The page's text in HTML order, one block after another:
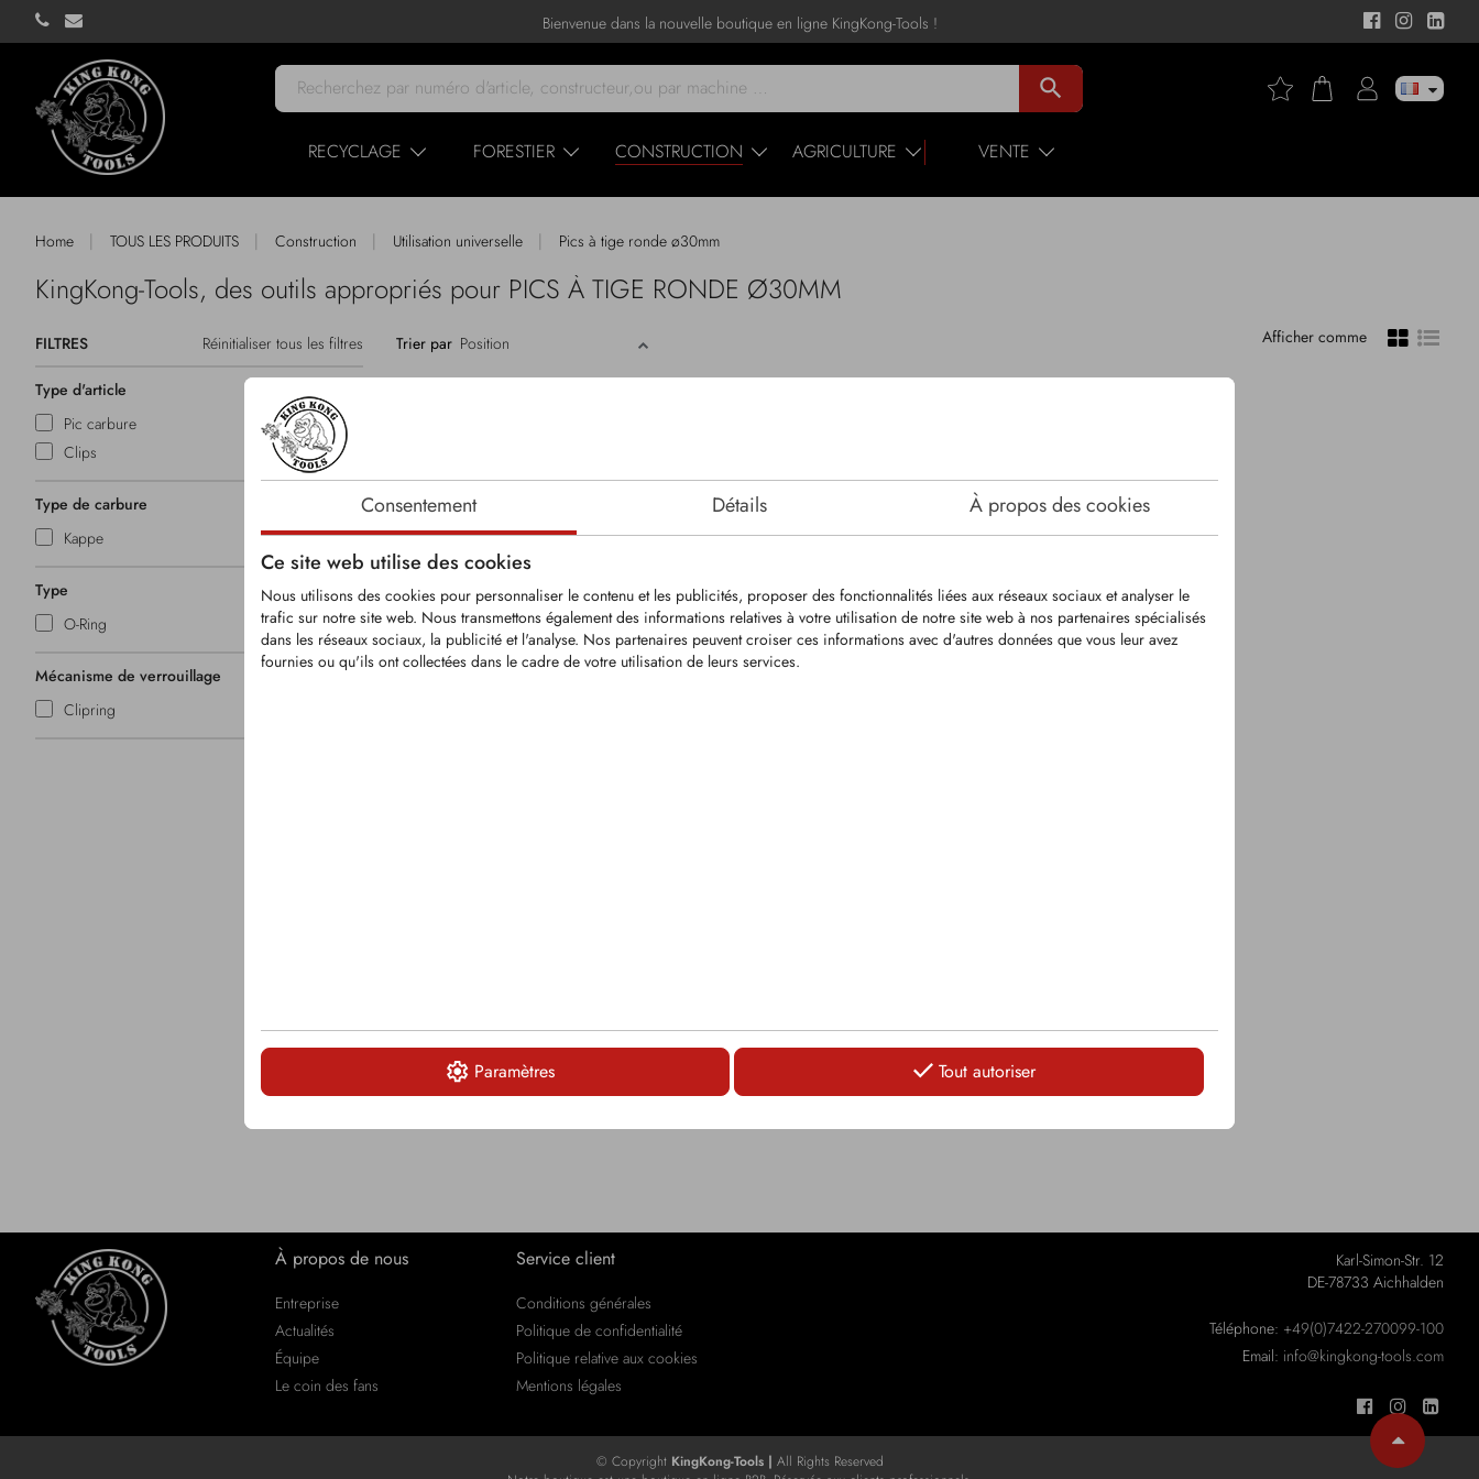
Consentement Détails
À propos des cookies
Ce site web utilise des cookies
Nous utilisons des cookies pour personnaliser le contenu et les publicités, proposer des fonctionnalités liées aux réseaux sociaux et analyser le
trafic sur notre site web. Nous transmettons également des informations relatives à votre utilisation de notre site web à nos partenaires spécialisés
dans les réseaux sociaux, la publicité et l'analyse. Nos partenaires peuvent croiser ces informations avec d'autres données que vous leur avez
fournies ou qu'ils ont collectées dans le cadre de votre utilisation de leurs services.
Paramètres Tout autoriser
Bienvenue dans la nouvelle boutique en ligne KingKong-Tools !
search
RECYCLAGE FORESTIER CONSTRUCTION AGRICULTURE VENTE
Home | TOUS LES PRODUITS | Construction | Utilisation universelle | Pics à tige ronde ø30mm
KingKong-Tools, des outils appropriés pour PICS À TIGE RONDE Ø30MM
FILTRES Réinitialiser tous les filtres
Type d'article
Pic carbure
Clips
Type de carbure
Kappe
Type
O-Ring
Mécanisme de verrouillage
Clipring
Trier par Afficher comme
KRM0113
LOGIN
KMZ12
LOGIN
KSI230
LOGIN
À propos de nous
Entreprise
Actualités
Équipe
Le coin des fans
Service client
Conditions générales
Politique de confidentialité
Politique relative aux cookies
Mentions légales
Karl-Simon-Str. 12
DE-78733 Aichhalden
Téléphone: +49(0)7422-270099-100
Email: info@kingkong-tools.com
© Copyright KingKong-Tools | All Rights Reserved